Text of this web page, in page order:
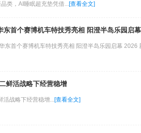
类，AI睡眠超充垫凭借...[查看全文]
东首个赛博机车特技秀亮相 阳澄半岛乐园启
东首个赛博机车特技秀亮相 阳澄半岛乐园启幕 2026
鲜活战略下经营稳增
活战略下经营稳增...[查看全文]